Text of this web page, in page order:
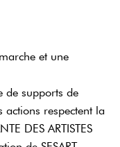
et une
de supports de
actions respectent la
DES ARTISTES